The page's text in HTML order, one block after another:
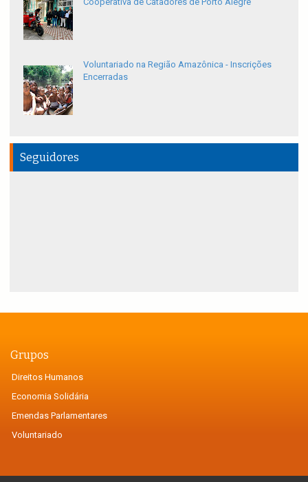
Voluntariado na Região Amazônica - Inscrições
Encerradas
Seguidores
Grupos
Direitos Humanos
Economia Solidária
Emendas Parlamentares
Voluntariado